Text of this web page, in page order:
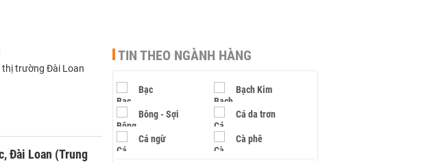
trường Đài Loan
Đài Loan (Trung
TIN THEO NGÀNH HÀNG
Bạc Bạch Kim
Bông - Sợi Cá da trơn
Cá ngừ Cà phê